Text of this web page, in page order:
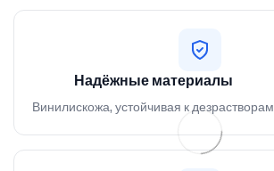
Надёжные материалы
Винилискожа, устойчивая к дезрастворам